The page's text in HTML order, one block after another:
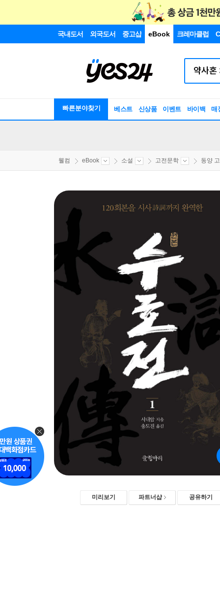
국내도서 외국도서 중고샵 eBook 크레마클럽
빠른분야찾기 베스트 신상품 이벤트 바이백 매
웰컴 eBook 소설 고전문학 동양
미리보기 파트너샵 공유하기